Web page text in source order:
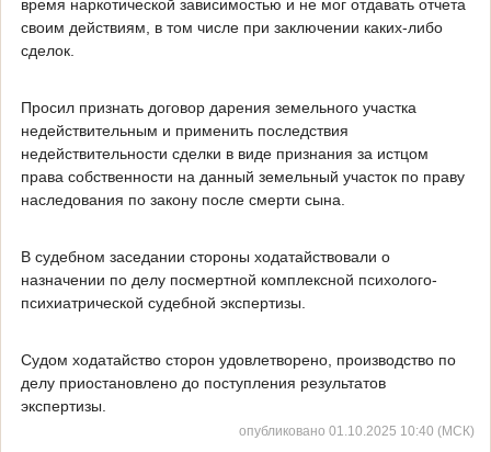
время наркотической зависимостью и не мог отдавать отчета
своим действиям, в том числе при заключении каких-либо
сделок.
Просил признать договор дарения земельного участка
недействительным и применить последствия
недействительности сделки в виде признания за истцом
права собственности на данный земельный участок по праву
наследования по закону после смерти сына.
В судебном заседании стороны ходатайствовали о
назначении по делу посмертной комплексной психолого-
психиатрической судебной экспертизы.
Судом ходатайство сторон удовлетворено, производство по
делу приостановлено до поступления результатов
экспертизы.
опубликовано 01.10.2025 10:40 (МСК)